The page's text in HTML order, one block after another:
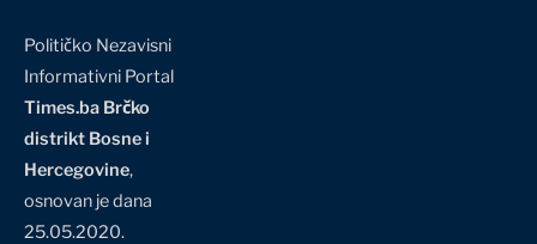
Političko Nezavisni
Informativni Portal
Times.ba Brčko
distrikt Bosne i
Hercegovine,
osnovan je dana
25.05.2020.